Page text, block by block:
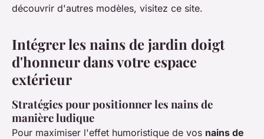
découvrir d'autres modèles, visitez ce site.
Intégrer les nains de jardin doigt
d'honneur dans votre espace
extérieur
Stratégies pour positionner les nains de
manière ludique
Pour maximiser l'effet humoristique de vos nains de